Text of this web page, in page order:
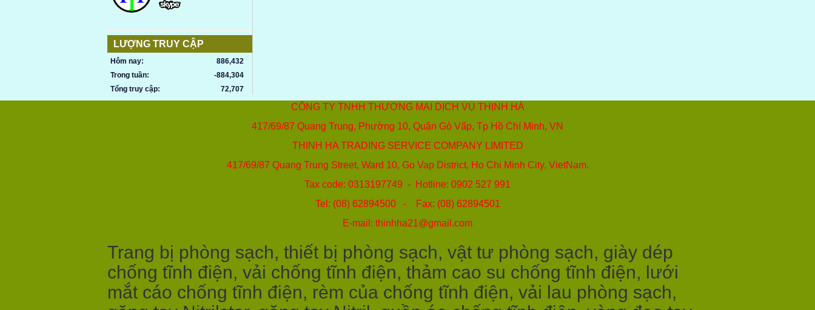
LƯỢNG TRUY CẬP
Hôm nay:
886,432
Trong tuần:
-884,304
Tổng truy cập:
72,707
CÔNG TY TNHH THƯƠNG MẠI DỊCH VỤ THỊNH HÀ
417/69/87 Quang Trung, Phường 10, Quận Gò Vấp, Tp Hồ Chí Minh, VN
THINH HA TRADING SERVICE COMPANY LIMITED
417/69/87 Quang Trung Street, Ward 10, Go Vap District, Ho Chi Minh City, VietNam.
Tax code: 0313197749 - Hotline: 0902 527 991
Tel: (08) 62894500 - Fax: (08) 62894501
E-mail: thinhha21@gmail.com
Trang bị phòng sạch, thiết bị phòng sạch, vật tư phòng sạch, giày dép
chống tĩnh điện, vải chống tĩnh điện, thảm cao su chống tĩnh điện, lưới
mắt cáo chống tĩnh điện, rèm của chống tĩnh điện, vải lau phòng sạch,